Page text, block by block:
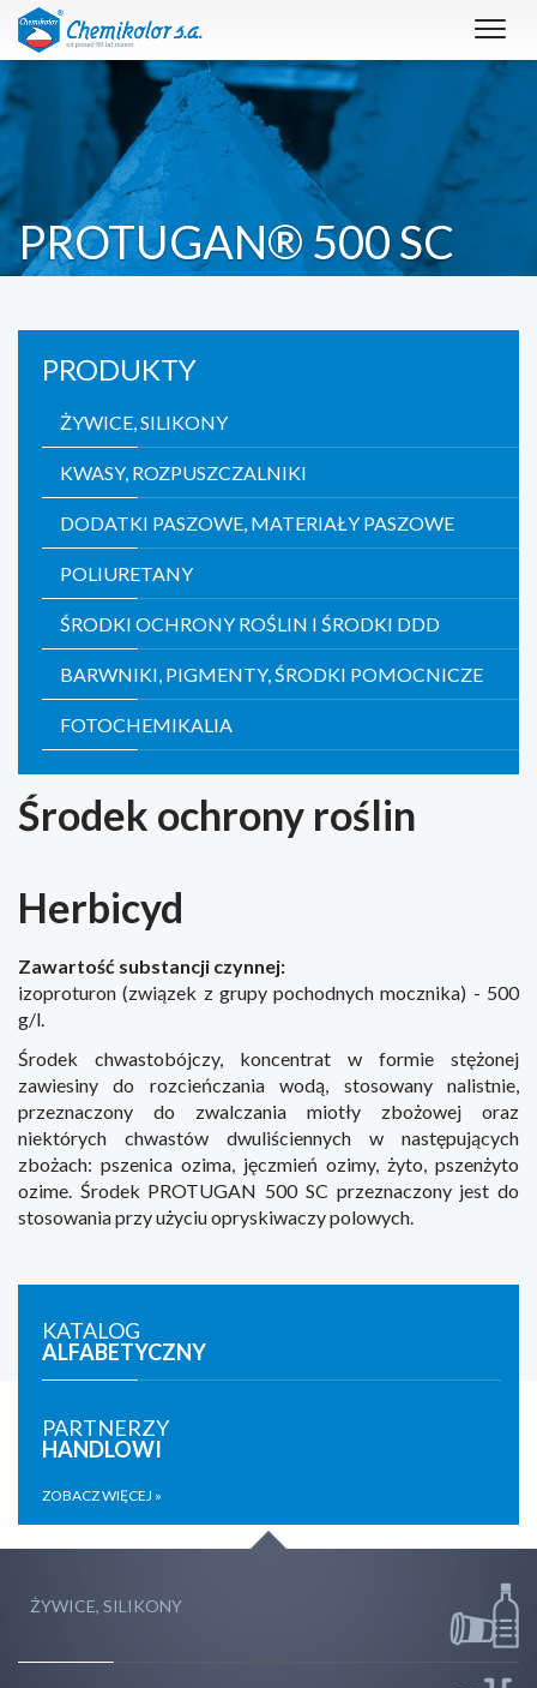
PROTUGAN® 500 SC
PRODUKTY
ŻYWICE, SILIKONY
KWASY, ROZPUSZCZALNIKI
DODATKI PASZOWE, MATERIAŁY PASZOWE
POLIURETANY
ŚRODKI OCHRONY ROŚLIN I ŚRODKI DDD
BARWNIKI, PIGMENTY, ŚRODKI POMOCNICZE
FOTOCHEMIKALIA
Środek ochrony roślin
Herbicyd
Zawartość substancji czynnej:
izoproturon (związek z grupy pochodnych mocznika) - 500
g/l.
Środek chwastobójczy, koncentrat w formie stężonej
zawiesiny do rozcieńczania wodą, stosowany nalistnie,
przeznaczony do zwalczania miotły zbożowej oraz
niektórych chwastów dwuliściennych w następujących
zbożach: pszenica ozima, jęczmień ozimy, żyto, pszenżyto
ozime. Środek PROTUGAN 500 SC przeznaczony jest do
stosowania przy użyciu opryskiwaczy polowych.
KATALOG
ALFABETYCZNY
PARTNERZY
HANDLOWI
ZOBACZ WIĘCEJ »
ŻYWICE, SILIKONY